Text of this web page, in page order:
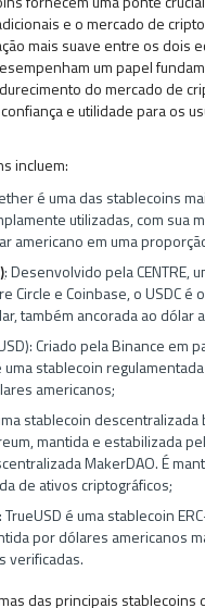
e o mercado de
mais suave entre os dois
um papel
do mercado de
e utilidade para os
incluem:
é uma das stablecoins
utilizadas, com sua
americano em uma
: Desenvolvido pela CENTRE,
Circle e Coinbase, o USDC é
também ancorada ao dólar
Criado pela Binance em
uma stablecoin
americanos;
stablecoin descentralizada
mantida e estabilizada
MakerDAO. É
de ativos criptográficos;
TrueUSD é uma stablecoin
por dólares americanos
verificadas.
das principais stablecoins